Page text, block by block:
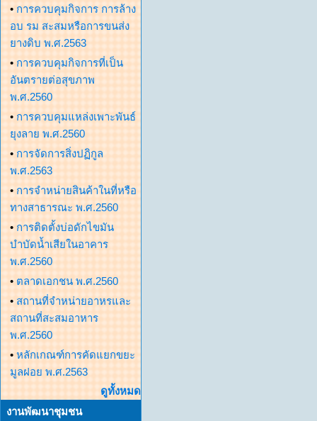
• การควบคุมกิจการ การล้าง
อบ รม สะสมหรือการขนส่ง
ยางดิบ พ.ศ.2563
• การควบคุมกิจการที่เป็น
อันตรายต่อสุขภาพ
พ.ศ.2560
• การควบคุมแหล่งเพาะพันธ์
ยุงลาย พ.ศ.2560
• การจัดการสิ่งปฏิกูล
พ.ศ.2563
• การจำหน่ายสินค้าในที่หรือ
ทางสาธารณะ พ.ศ.2560
• การติดตั้งบ่อดักไขมัน
บำบัดน้ำเสียในอาคาร
พ.ศ.2560
• ตลาดเอกชน พ.ศ.2560
• สถานที่จำหน่ายอาหรและ
สถานที่สะสมอาหาร
พ.ศ.2560
• หลักเกณฑ์การคัดแยกขยะ
มูลฝอย พ.ศ.2563
ดูทั้งหมด
งานพัฒนาชุมชน